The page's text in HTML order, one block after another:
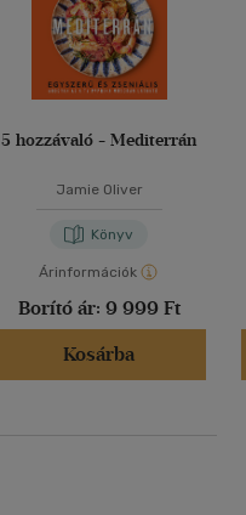
5 hozzávaló - Mediterrán
Jamie Oliver
Könyv
Árinformációk
Borító ár: 9 999 Ft
Kosárba